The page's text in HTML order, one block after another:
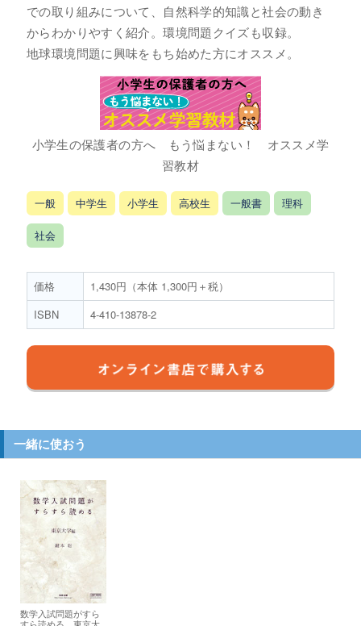
での取り組みについて、自然科学的知識と社会の動き
からわかりやすく紹介。環境問題クイズも収録。
地球環境問題に興味をもち始めた方にオススメ。
小学生の保護者の方へ もう悩まない！ オススメ学
習教材
一般 中学生 小学生 高校生 一般書 理科
社会
価格
1,430円（本体 1,300円＋税）
ISBN
4-410-13878-2
一緒に使おう
数学入試問題がすら